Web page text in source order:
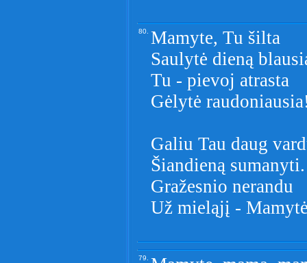
80. Mamyte, Tu šilta
Saulytė dieną
Tu - pievoj atrasta
Gėlytė
Galiu Tau daug
Šiandieną sumanyti.
Gražesnio nerandu
Už mieląjį -
79.